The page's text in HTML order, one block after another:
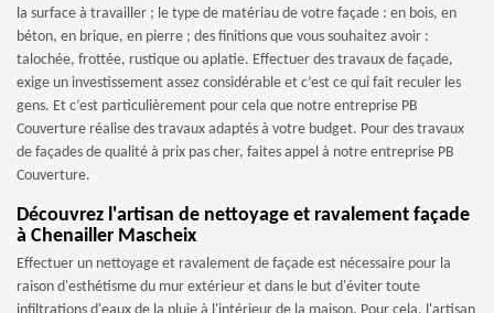
la surface à travailler ; le type de matériau de votre façade : en bois, en
béton, en brique, en pierre ; des finitions que vous souhaitez avoir :
talochée, frottée, rustique ou aplatie. Effectuer des travaux de façade,
exige un investissement assez considérable et c’est ce qui fait reculer les
gens. Et c’est particulièrement pour cela que notre entreprise PB
Couverture réalise des travaux adaptés à votre budget. Pour des travaux
de façades de qualité à prix pas cher, faites appel à notre entreprise PB
Couverture.
Découvrez l'artisan de nettoyage et ravalement façade
à Chenailler Mascheix
Effectuer un nettoyage et ravalement de façade est nécessaire pour la
raison d'esthétisme du mur extérieur et dans le but d'éviter toute